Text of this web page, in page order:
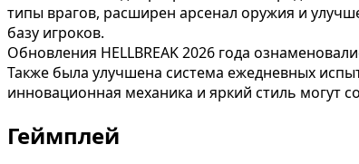
типы врагов, расширен арсенал оружия и
базу игроков.
Обновления HELLBREAK 2026 года
Также была улучшена система ежедневных
инновационная механика и яркий стиль могут
Геймплей